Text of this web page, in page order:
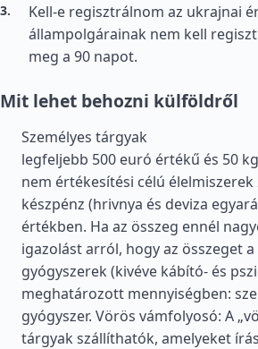
Kell-e regisztrálnom az ukrajnai
állampolgárainak nem kell
meg a 90 napot.
Mit lehet behozni külföldről
Személyes tárgyak
legfeljebb 500 euró értékű és 50
nem értékesítési célú
készpénz (hrivnya és deviza
értékben. Ha az összeg ennél
igazolást arról, hogy az összeget
gyógyszerek (kivéve kábító- és
meghatározott mennyiségben:
gyógyszer. Vörös vámfolyosó: A
tárgyak szállíthatók, amelyeket